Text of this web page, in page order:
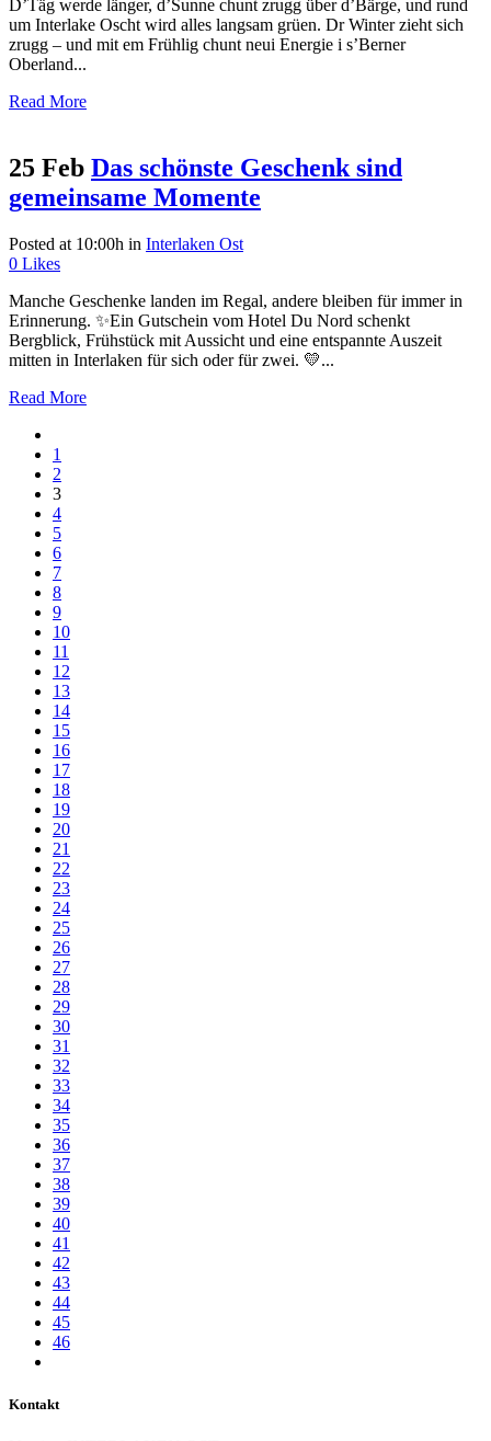
D’Täg werde länger, d’Sunne chunt zrugg über d’Bärge, und rund
um Interlake Oscht wird alles langsam grüen. Dr Winter zieht sich
zrugg – und mit em Frühlig chunt neui Energie i s’Berner
Oberland...
Read More
25 Feb Das schönste Geschenk sind
gemeinsame Momente
Posted at 10:00h in Interlaken Ost
0 Likes
Manche Geschenke landen im Regal, andere bleiben für immer in
Erinnerung. ✨Ein Gutschein vom Hotel Du Nord schenkt
Bergblick, Frühstück mit Aussicht und eine entspannte Auszeit
mitten in Interlaken für sich oder für zwei. 💛...
Read More
1
2
3
4
5
6
7
8
9
10
11
12
13
14
15
16
17
18
19
20
21
22
23
24
25
26
27
28
29
30
31
32
33
34
35
36
37
38
39
40
41
42
43
44
45
46
Kontakt